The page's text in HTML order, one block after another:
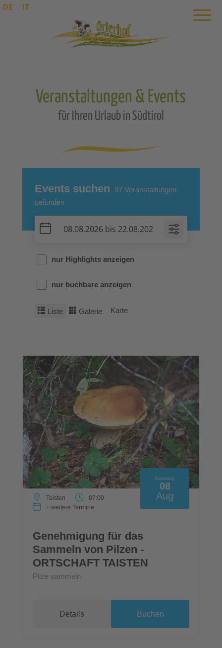
DE IT
Veranstaltungen & Events
für Ihren Urlaub in Südtirol
Events suchen 97Veranstaltungen
gefunden
nur Highlights anzeigen
nur buchbare anzeigen
Liste Galerie Karte
Samstag
08
Aug
Taisten
07:00
+ weitere Termine
Genehmigung für das
Sammeln von Pilzen -
ORTSCHAFT TAISTEN
Pilze sammeln
Details Buchen